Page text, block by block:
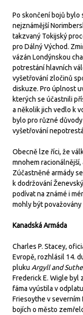
Po skončení bojů bylo
nejznámější
takzvaný Tokijský
pro Dálný Východ.
vázán Londýnskou
potrestání hlavních
vyšetřování zločinů
diskuze. Pro úplnost
kterých se účastnili
a několik jich vedlo k
bylo pro různé
vyšetřování
Obecně lze říci, že
mnohem
Zúčastněné armády
k dodržování
podívat na známé i
mohly být
Kanadská Armáda
Charles P. Stacey,
Evropě, rozhlásil 14.
pluku Argyll and
Frederick E. Wigle byl
fáma vyústila v
Friesoythe v severním
bojích o město